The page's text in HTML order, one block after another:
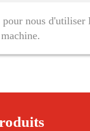
nous d'utiliser